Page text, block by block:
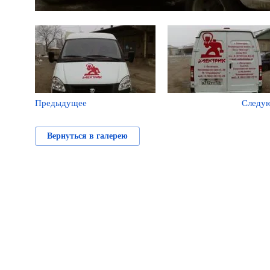
Предыдущее
Вернуться в галерею